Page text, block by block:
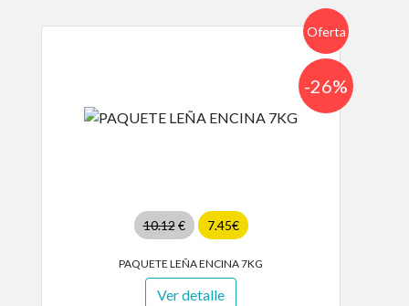
Oferta
10.12€ 7.45€
-26%
PAQUETE LEÑA ENCINA 7KG
Ver detalle